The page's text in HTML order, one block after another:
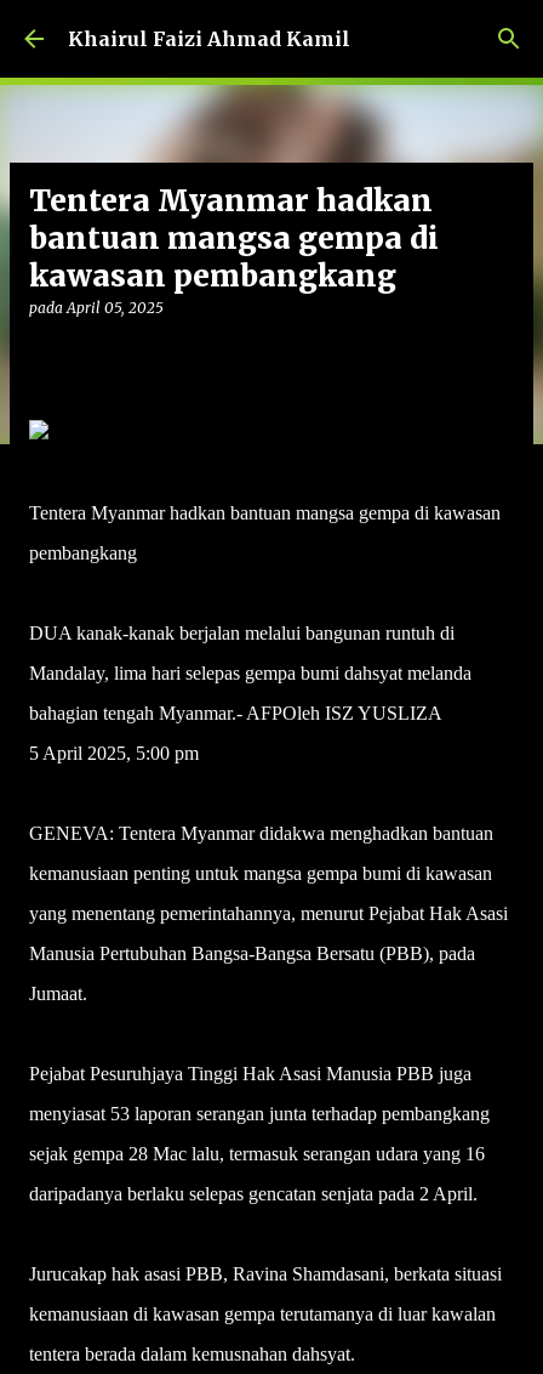
Langkau ke kandungan utama
Khairul Faizi Ahmad Kamil
Tentera Myanmar hadkan
bantuan mangsa gempa di
kawasan pembangkang
padaApril 05, 2025
Tentera Myanmar hadkan bantuan mangsa gempa di kawasan
pembangkang
DUA kanak-kanak berjalan melalui bangunan runtuh di
Mandalay, lima hari selepas gempa bumi dahsyat melanda
bahagian tengah Myanmar.- AFPOleh ISZ YUSLIZA
5 April 2025, 5:00 pm
GENEVA: Tentera Myanmar didakwa menghadkan bantuan
kemanusiaan penting untuk mangsa gempa bumi di kawasan
yang menentang pemerintahannya, menurut Pejabat Hak Asasi
Manusia Pertubuhan Bangsa-Bangsa Bersatu (PBB), pada
Jumaat.
Pejabat Pesuruhjaya Tinggi Hak Asasi Manusia PBB juga
menyiasat 53 laporan serangan junta terhadap pembangkang
sejak gempa 28 Mac lalu, termasuk serangan udara yang 16
daripadanya berlaku selepas gencatan senjata pada 2 April.
Jurucakap hak asasi PBB, Ravina Shamdasani, berkata situasi
kemanusiaan di kawasan gempa terutamanya di luar kawalan
tentera berada dalam kemusnahan dahsyat.